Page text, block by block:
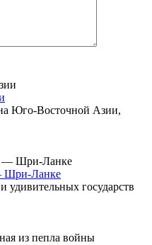
Юго-Восточной Азии,
Шри-Ланке
государств